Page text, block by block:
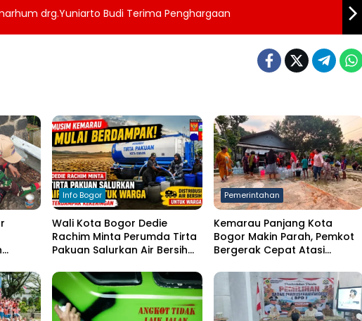
drg.Yuniarto Budi Terima Penghargaan
81
Info Bogor
Wali Kota Bogor Dedie
Rachim Minta Perumda Tirta
Pakuan Salurkan Air Bersih
Kekeringan
Pemerintahan
Kemarau Panjang Kota
Bogor Makin Parah, Pemkot
Bergerak Cepat Atasi